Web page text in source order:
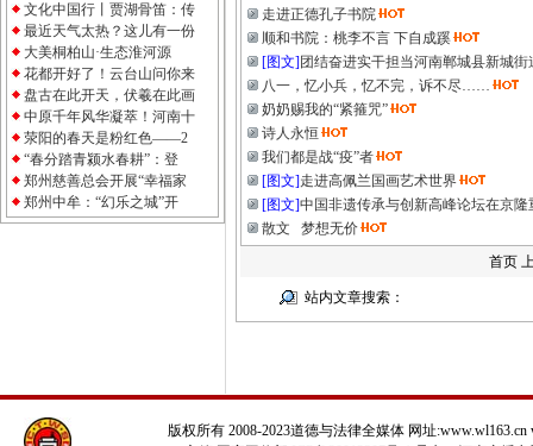
文化中国行丨贾湖骨笛：传
最近天气太热？这儿有一份
大美桐柏山·生态淮河源
花都开好了！云台山问你来
盘古在此开天，伏羲在此画
中原千年风华凝萃！河南十
荥阳的春天是粉红色——2
“春分踏青颍水春耕”：登
郑州慈善总会开展“幸福家
郑州中牟：“幻乐之城”开
走进正德孔子书院
顺和书院：桃李不言 下自成蹊
[图文] 团结奋进实干担当河南郸城县新城
八一，忆小兵，忆不完，诉不尽……
奶奶赐我的“紧箍咒”
诗人永恒
我们都是战“疫”者
[图文]走进高佩兰国画艺术世界
[图文]中国非遗传承与创新高峰论坛在京隆
散文 梦想无价
首页
站内文章搜索：
版权所有 2008-2023道德与法律全媒体 网址:www.wl163.cn